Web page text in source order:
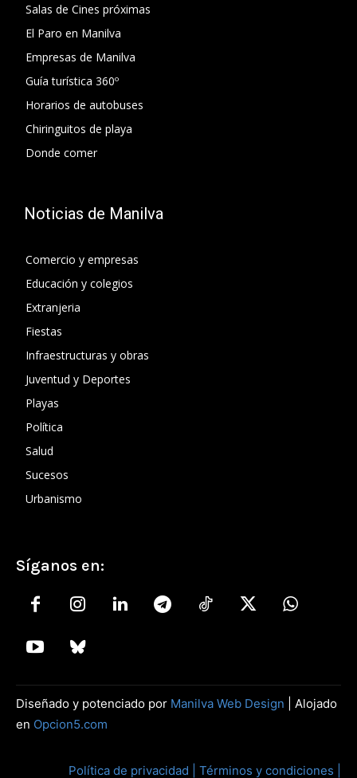
Salas de Cines próximas
El Paro en Manilva
Empresas de Manilva
Guía turística 360º
Horarios de autobuses
Chiringuitos de playa
Donde comer
Noticias de Manilva
Comercio y empresas
Educación y colegios
Extranjeria
Fiestas
Infraestructuras y obras
Juventud y Deportes
Playas
Política
Salud
Sucesos
Urbanismo
Síganos en:
Diseñado y potenciado por Manilva Web Design | Alojado
en Opcion5.com
Política de privacidad | Términos y condiciones |